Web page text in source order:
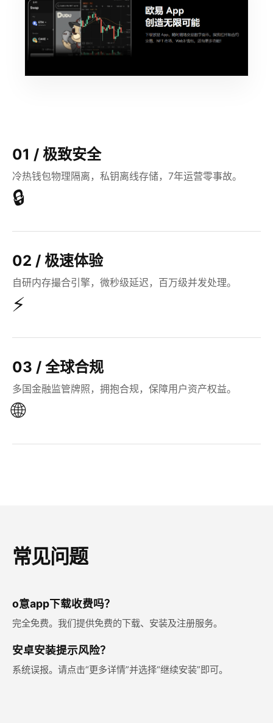
01 / 极致安全
冷热钱包物理隔离，私钥离线存储，7年运营零事故。
🔒
02 / 极速体验
自研内存撮合引擎，微秒级延迟，百万级并发处理。
⚡
03 / 全球合规
多国金融监管牌照，拥抱合规，保障用户资产权益。
🌐
常见问题
o意app下载收费吗？
完全免费。我们提供免费的下载、安装及注册服务。
安卓安装提示风险？
系统误报。请点击“更多详情”并选择“继续安装”即可。